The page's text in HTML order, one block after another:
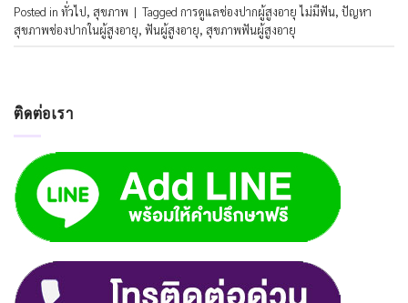
Posted in ทั่วไป, สุขภาพ | Tagged การดูแลช่องปากผู้สูงอายุ ไม่มีฟัน, ปัญหา
สุขภาพช่องปากในผู้สูงอายุ, ฟันผู้สูงอายุ, สุขภาพฟันผู้สูงอายุ
ติดต่อเรา